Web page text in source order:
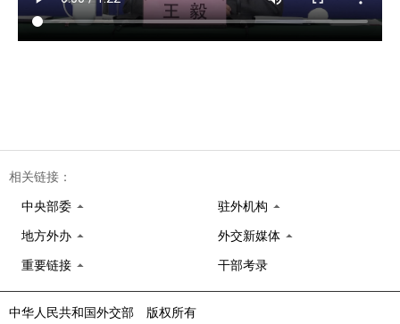
相关链接：
中央部委 驻外机构
地方外办 外交新媒体
重要链接 干部考录
中华人民共和国外交部 版权所有